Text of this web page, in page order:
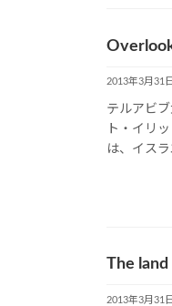
2013年3月31日
テルアビ
ト・イリ
は、イス
The
2013年3月31日